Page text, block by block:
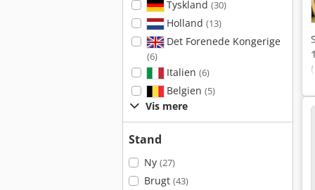
Tyskland (30)
Holland (13)
Det Forenede Kongerige
(6)
Italien (6)
Belgien (5)
Vis mere
Stand
Ny (27)
Brugt (43)